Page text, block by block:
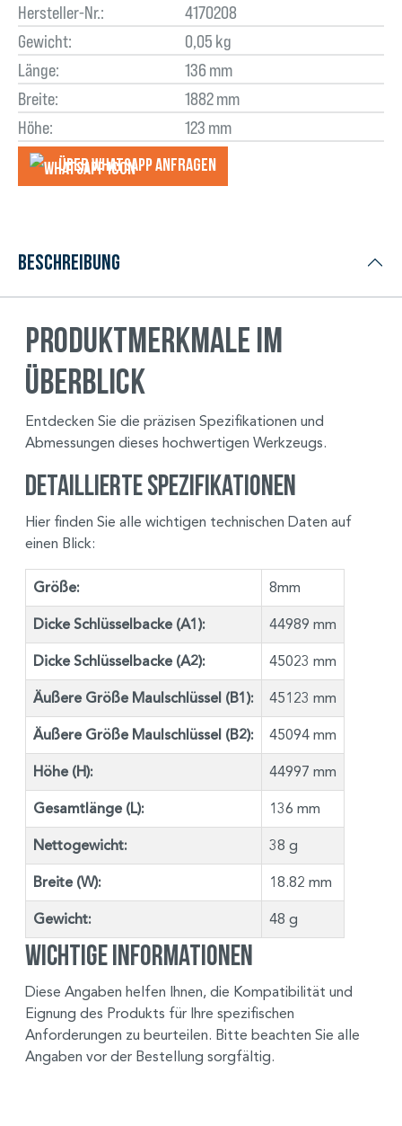
Hersteller-Nr.:
4170208
Gewicht:
0,05 kg
Länge:
136 mm
Breite:
1882 mm
Höhe:
123 mm
Über WhatsApp anfragеn
Beschreibung
Produktmerkmale im
Überblick
Entdecken Sie die präzisen Spezifikationen und
Abmessungen dieses hochwertigen Werkzeugs.
Detaillierte Spezifikationen
Hier finden Sie alle wichtigen technischen Daten auf
einen Blick:
Größe: 8mm
Dicke Schlüsselbacke (A1): 44989 mm
Dicke Schlüsselbacke (A2): 45023 mm
Äußere Größe Maulschlüssel (B1): 45123 mm
Äußere Größe Maulschlüssel (B2): 45094 mm
Höhe (H): 44997 mm
Gesamtlänge (L): 136 mm
Nettogewicht: 38 g
Breite (W): 18.82 mm
Gewicht: 48 g
Wichtige Informationen
Diese Angaben helfen Ihnen, die Kompatibilität und
Eignung des Produkts für Ihre spezifischen
Anforderungen zu beurteilen. Bitte beachten Sie alle
Angaben vor der Bestellung sorgfältig.